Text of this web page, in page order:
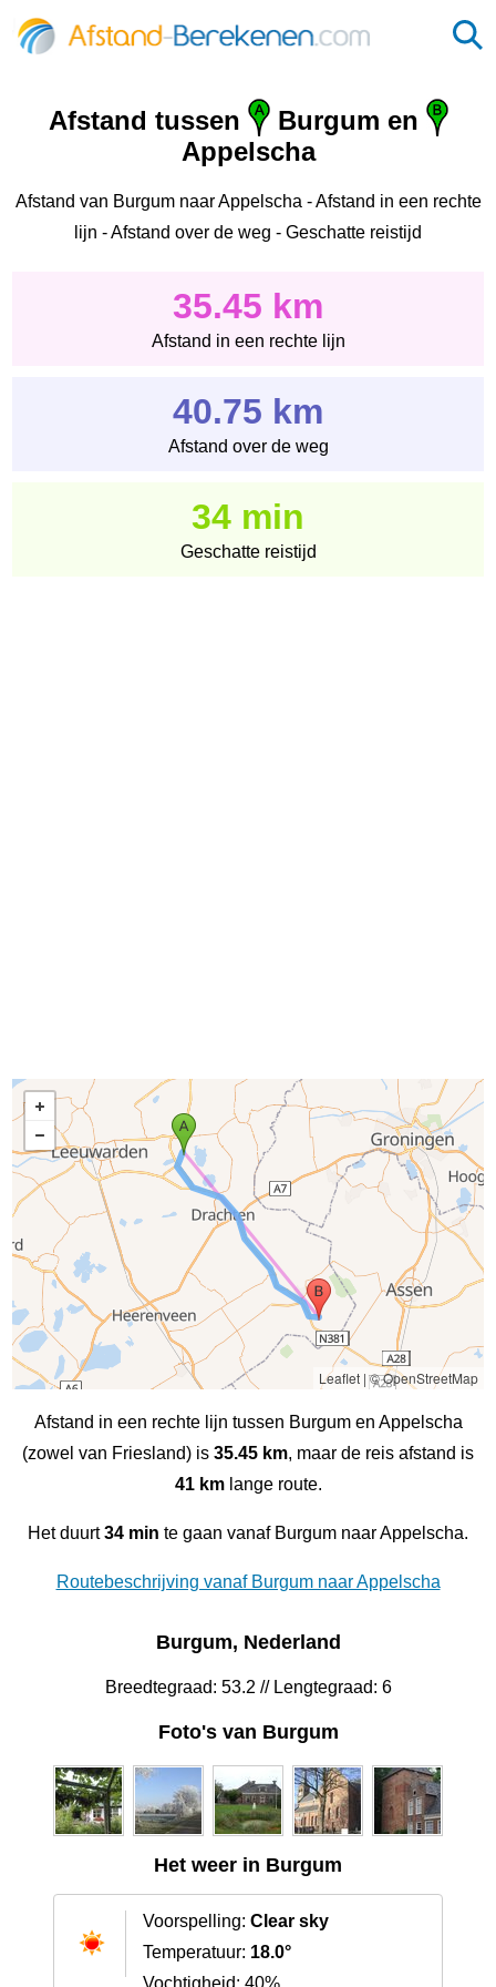
Afstand tussen
Burgum en
Appelscha
Afstand van Burgum naar Appelscha - Afstand in een rechte
lijn - Afstand over de weg - Geschatte reistijd
35.45 km
Afstand in een rechte lijn
40.75 km
Afstand over de weg
34 min
Geschatte reistijd
Leaflet|© OpenStreetMap
Afstand in een rechte lijn tussen Burgum en Appelscha
(zowel van Friesland) is 35.45 km, maar de reis afstand is
41 kmlange route.
Het duurt34 min te gaan vanaf Burgum naar Appelscha.
Routebeschrijving vanaf Burgum naar Appelscha
Burgum, Nederland
Breedtegraad: 53.2 // Lengtegraad: 6
Foto's van Burgum
Het weer in Burgum
Voorspelling: Clear sky
Temperatuur: 18.0°